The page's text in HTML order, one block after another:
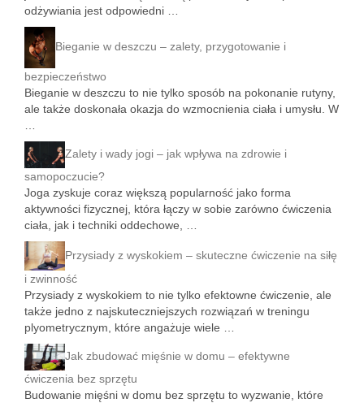
odżywiania jest odpowiedni …
Bieganie w deszczu – zalety, przygotowanie i
bezpieczeństwo
Bieganie w deszczu to nie tylko sposób na pokonanie rutyny,
ale także doskonała okazja do wzmocnienia ciała i umysłu. W
Zalety i wady jogi – jak wpływa na zdrowie i
samopoczucie?
Joga zyskuje coraz większą popularność jako forma
aktywności fizycznej, która łączy w sobie zarówno ćwiczenia
ciała, jak i techniki oddechowe, …
Przysiady z wyskokiem – skuteczne ćwiczenie na siłę
i zwinność
Przysiady z wyskokiem to nie tylko efektowne ćwiczenie, ale
także jedno z najskuteczniejszych rozwiązań w treningu
plyometrycznym, które angażuje wiele …
Jak zbudować mięśnie w domu – efektywne
ćwiczenia bez sprzętu
Budowanie mięśni w domu bez sprzętu to wyzwanie, które